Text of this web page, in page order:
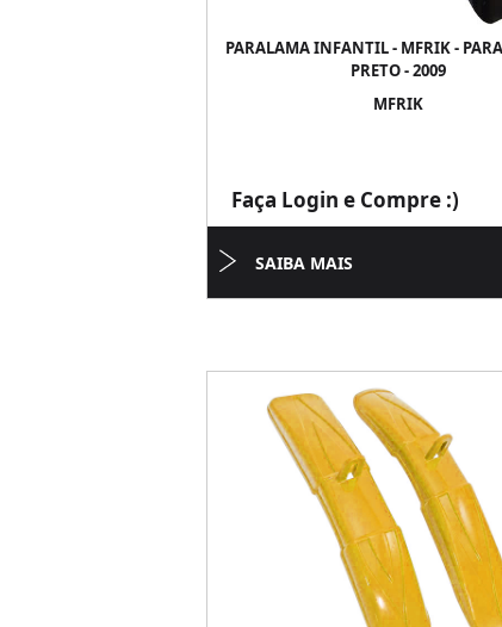
PARALAMA INFANTIL - MFRIK -
PRETO - 2009
MFRIK
Faça Login e Compre :)
SAIBA MAIS